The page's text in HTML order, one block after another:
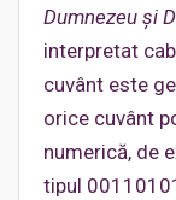
Dumnezeu și
interpretat
cuvânt este
orice cuvânt
numerică, de
tipul